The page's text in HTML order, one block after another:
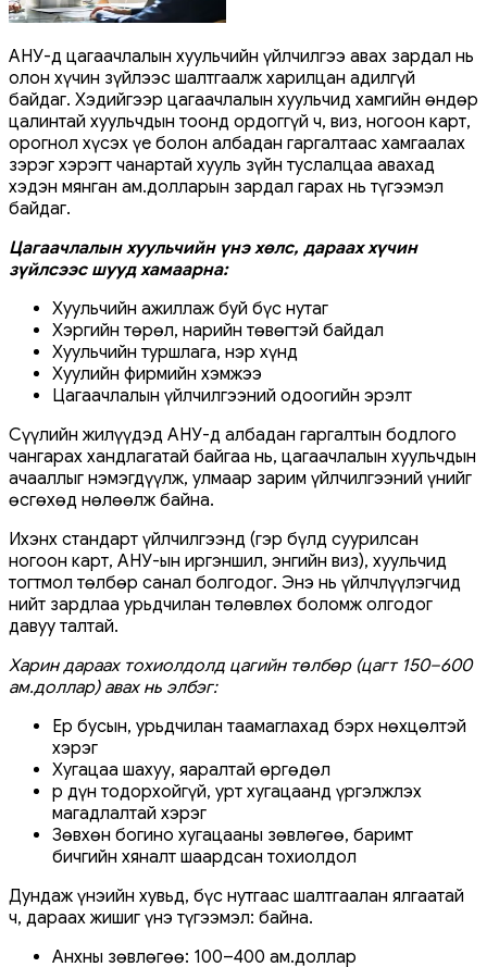
АНУ-д цагаачлалын хуульчийн үйлчилгээ авах зардал нь
олон хүчин зүйлээс шалтгаалж харилцан адилгүй
байдаг. Хэдийгээр цагаачлалын хуульчид хамгийн өндөр
цалинтай хуульчдын тоонд ордоггүй ч, виз, ногоон карт,
орогнол хүсэх үе болон албадан гаргалтаас хамгаалах
зэрэг хэрэгт чанартай хууль зүйн туслалцаа авахад
хэдэн мянган ам.долларын зардал гарах нь түгээмэл
байдаг.
Цагаачлалын хуульчийн үнэ хөлс, дараах хүчин
зүйлсээс шууд хамаарна:
Хуульчийн ажиллаж буй бүс нутаг
Хэргийн төрөл, нарийн төвөгтэй байдал
Хуульчийн туршлага, нэр хүнд
Хуулийн фирмийн хэмжээ
Цагаачлалын үйлчилгээний одоогийн эрэлт
Сүүлийн жилүүдэд АНУ-д албадан гаргалтын бодлого
чангарах хандлагатай байгаа нь, цагаачлалын хуульчдын
ачааллыг нэмэгдүүлж, улмаар зарим үйлчилгээний үнийг
өсгөхөд нөлөөлж байна.
Ихэнх стандарт үйлчилгээнд (гэр бүлд суурилсан
ногоон карт, АНУ-ын иргэншил, энгийн виз), хуульчид
тогтмол төлбөр санал болгодог. Энэ нь үйлчлүүлэгчид
нийт зардлаа урьдчилан төлөвлөх боломж олгодог
давуу талтай.
Харин дараах тохиолдолд цагийн төлбөр (цагт 150–600
ам.доллар) авах нь элбэг:
Ер бусын, урьдчилан таамаглахад бэрх нөхцөлтэй
хэрэг
Хугацаа шахуу, яаралтай өргөдөл
Үр дүн тодорхойгүй, урт хугацаанд үргэлжлэх
магадлалтай хэрэг
Зөвхөн богино хугацааны зөвлөгөө, баримт
бичгийн хяналт шаардсан тохиолдол
Дундаж үнэийн хувьд, бүс нутгаас шалтгаалан ялгаатай
ч, дараах жишиг үнэ түгээмэл: байна.
Анхны зөвлөгөө: 100–400 ам.доллар